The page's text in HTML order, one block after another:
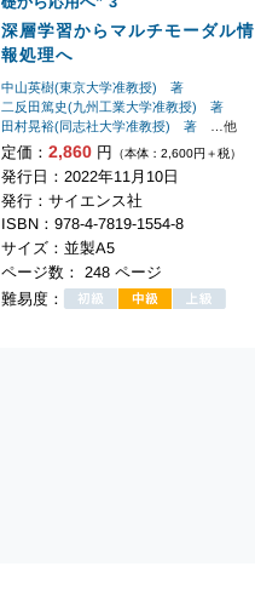
深層学習からマルチモーダル情
報処理へ
中山英樹(東京大学准教授) 著
二反田篤史(九州工業大学准教授) 著
田村晃裕(同志社大学准教授) 著…他
定価： 2,860円 （本体：2,600円＋税）
発行日：2022年11月10日
発行：サイエンス社
ISBN：978-4-7819-1554-8
サイズ：並製A5
ページ数： 248 ページ
難易度：